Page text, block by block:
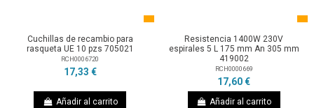
Cuchillas de recambio para
rasqueta UE 10 pzs 705021
RCH0006720
17,33 €
Añadir al carrito
Resistencia 1400W 230V
espirales 5 L 175 mm An 305 mm
419002
RCH0000669
17,60 €
Añadir al carrito